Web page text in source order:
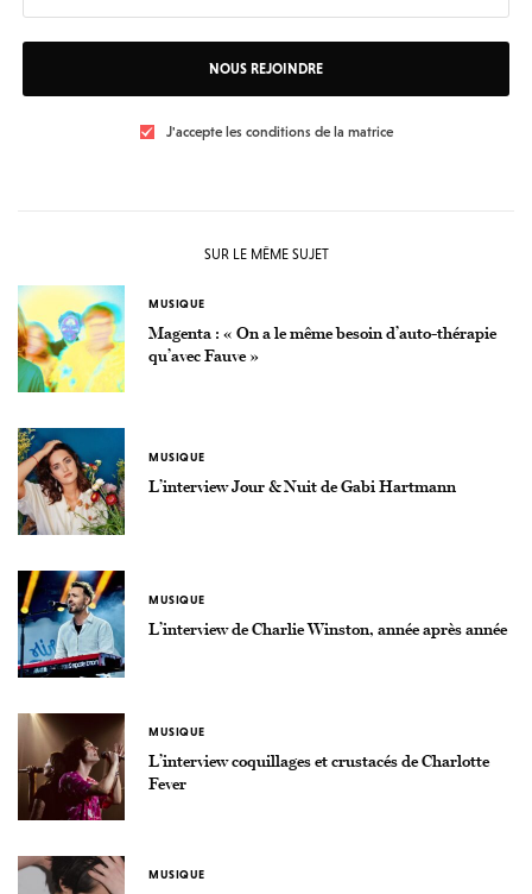
NOUS REJOINDRE
J'accepte les conditions de la matrice
SUR LE MÊME SUJET
MUSIQUE
Magenta : « On a le même besoin d’auto-thérapie
qu’avec Fauve »
MUSIQUE
L’interview Jour & Nuit de Gabi Hartmann
MUSIQUE
L’interview de Charlie Winston, année après année
MUSIQUE
L’interview coquillages et crustacés de Charlotte
Fever
MUSIQUE